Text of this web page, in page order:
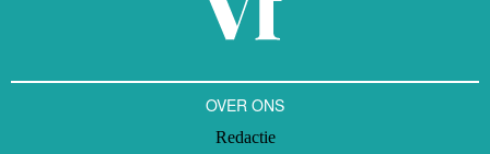
OVER ONS
Redactie